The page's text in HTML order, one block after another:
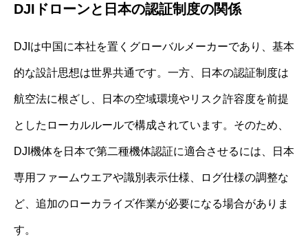
DJIドローンと日本の認証制度の関係
DJIは中国に本社を置くグローバルメーカーであり、基本
的な設計思想は世界共通です。一方、日本の認証制度は
航空法に根ざし、日本の空域環境やリスク許容度を前提
としたローカルルールで構成されています。そのため、
DJI機体を日本で第二種機体認証に適合させるには、日本
専用ファームウエアや識別表示仕様、ログ仕様の調整な
ど、追加のローカライズ作業が必要になる場合がありま
す。